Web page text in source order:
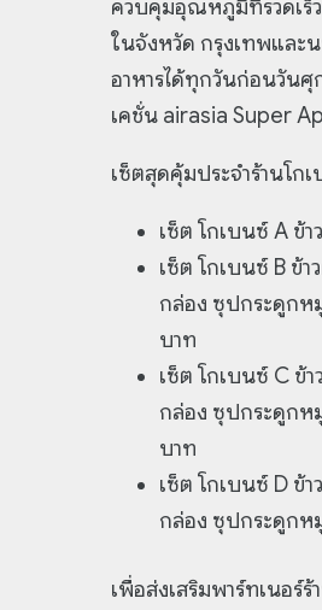
ควบคุมอุณหภูมิที่รวดเร็
ในจังหวัด กรุงเทพและ
อาหารได้ทุกวันก่อนวันศุ
เคชั่น airasia Super
เซ็ตสุดคุ้มประจำร้านโ
เซ็ต โกเบนซ์ A ข้
เซ็ต โกเบนซ์ B ข้
กล่อง ซุปกระดูกห
บาท
เซ็ต โกเบนซ์ C ข้
กล่อง ซุปกระดูกห
บาท
เซ็ต โกเบนซ์ D ข้
กล่อง ซุปกระดูกห
เพื่อส่งเสริมพาร์ทเนอร์